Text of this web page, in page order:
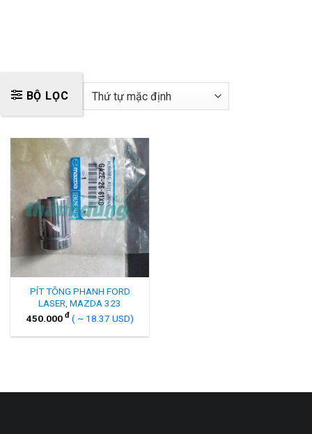
BỘ LỌC
PÍT TÔNG PHANH FORD
LASER, MAZDA 323
450.000 đ ( ~ 18.37 USD)